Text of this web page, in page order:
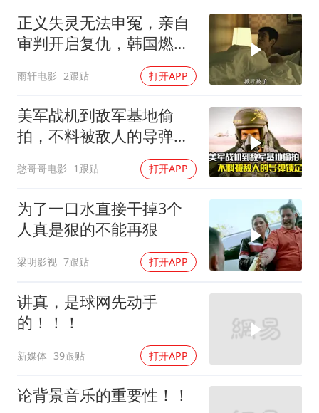
夯实基础开新局
正义失灵无法申冤，亲自
审判开启复仇，韩国燃爽
雨轩电影 2跟贴 打开APP
美军战机到敌军基地偷
拍，不料被敌人的导弹锁
憨哥哥电影 1跟贴 打开APP
为了一口水直接干掉3个
人真是狠的不能再狠
梁明影视 7跟贴 打开APP
讲真，是球网先动手
的！！！
新媒体 39跟贴 打开APP
论背景音乐的重要性！！